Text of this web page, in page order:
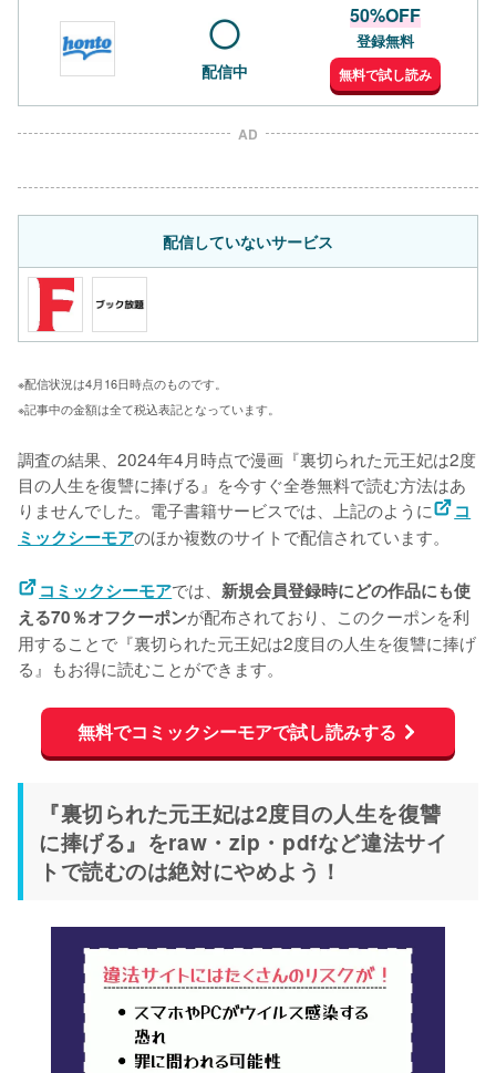
配信中
50%OFF
登録無料
無料で試し読み
AD
配信していないサービス
※配信状況は4月16日時点のものです。
※記事中の金額は全て税込表記となっています。
調査の結果、2024年4月時点で漫画『裏切られた元王妃は2度
目の人生を復讐に捧げる』を今すぐ全巻無料で読む方法はあ
りませんでした。電子書籍サービスでは、上記のように
コ
ミックシーモアのほか複数のサイトで配信されています。
コミックシーモアでは、 新規会員登録時にどの作品にも使
える70％オフクーポンが配布されており、このクーポンを利
用することで『裏切られた元王妃は2度目の人生を復讐に捧げ
る』もお得に読むことができます。
無料でコミックシーモアで試し読みする
『裏切られた元王妃は2度目の人生を復讐
に捧げる』をraw・zip・pdfなど違法サイ
トで読むのは絶対にやめよう！